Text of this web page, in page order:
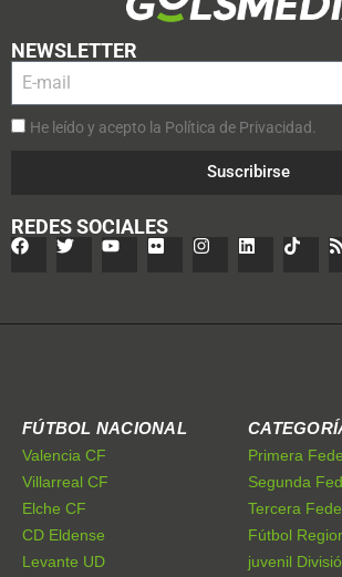
NEWSLETTER
He leído y acepto la Política de Privacidad.
Suscribirse
REDES SOCIALES
FÚTBOL NACIONAL
Valencia CF
Villarreal CF
Elche CF
CD Eldense
Levante UD
Primera
Segunda
Tercera
Fútbol
juvenil